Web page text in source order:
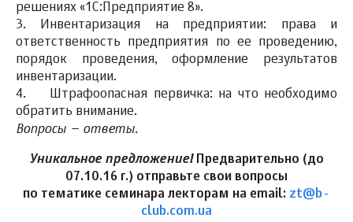
решениях «1С:Предприятие 8».
3. Инвентаризация на предприятии: права и
ответственность предприятия по ее проведению,
порядок проведения, оформление результатов
инвентаризации.
4. Штрафоопасная первичка: на что необходимо
обратить внимание.
Вопросы – ответы.
Уникальное предложение!Предварительно (до
07.10.16 г.) отправьте свои вопросы
по тематике семинара лекторам на email: zt@b-
club.com.ua